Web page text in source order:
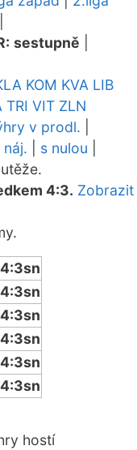
sestupně
KOM KVA LIB
TRI VIT ZLN
v prodl.
s nulou
4:3. Zobrazit
4:3sn
4:3sn
4:3sn
4:3sn
4:3sn
4:3sn
hostí